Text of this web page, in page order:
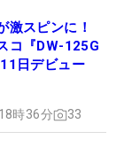
激スピンに！
コ『DW-125G
日デビュー
時36分 33